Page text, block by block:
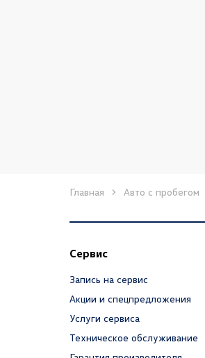
Главная Авто с пробегом
Сервис
Запись на сервис
Акции и спецпредложения
Услуги сервиса
Техническое обслуживание